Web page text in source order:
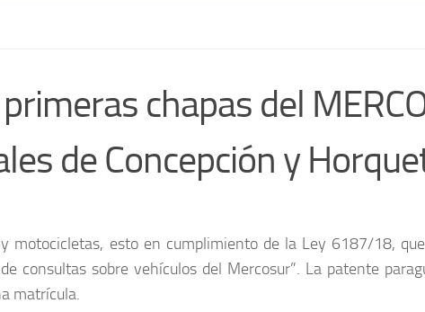
chapas del
de Concepción y
motocicletas, esto en cumplimiento de la Ley 6187/18,
consultas sobre vehículos del Mercosur”. La patente
matrícula.